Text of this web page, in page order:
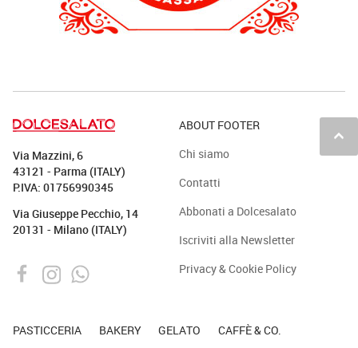
keyboard_arrow_up
Via Mazzini, 6
43121 - Parma (ITALY)
P.IVA: 01756990345
Via Giuseppe Pecchio, 14
20131 - Milano (ITALY)
ABOUT FOOTER
Chi siamo
Contatti
Abbonati a Dolcesalato
Iscriviti alla Newsletter
Privacy & Cookie Policy
PASTICCERIA BAKERY GELATO CAFFÈ & CO.